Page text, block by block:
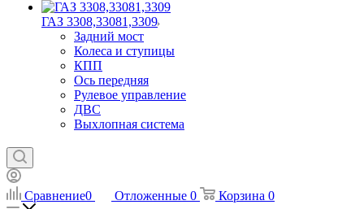
ГАЗ 3308,33081,3309
Задний мост
Колеса и ступицы
КПП
Ось передняя
Рулевое управление
ДВС
Выхлопная система
Сравнение0 Отложенные 0 Корзина 0